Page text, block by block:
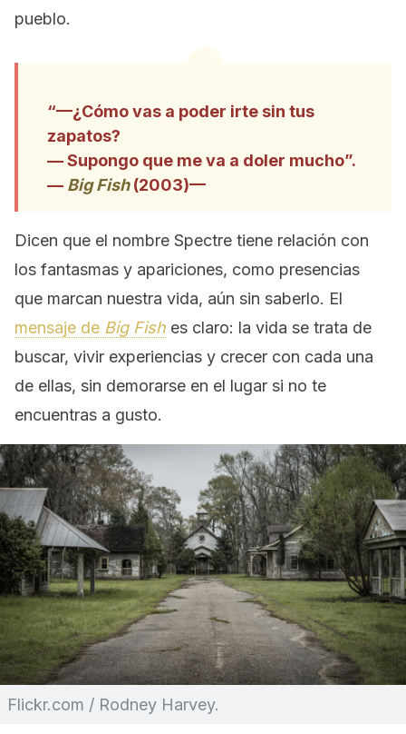
pueblo.
“—¿Cómo vas a poder irte sin tus
zapatos?
— Supongo que me va a doler mucho”.
— Big Fish(2003)—
Dicen que el nombre Spectre tiene relación con
los fantasmas y apariciones, como presencias
que marcan nuestra vida, aún sin saberlo. El
mensaje de Big Fish es claro: la vida se trata de
buscar, vivir experiencias y crecer con cada una
de ellas, sin demorarse en el lugar si no te
encuentras a gusto.
Flickr.com / Rodney Harvey.